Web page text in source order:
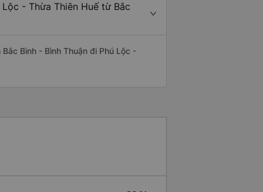
- Thừa Thiên Huế từ Bắc
Bình - Bình Thuận đi Phú Lộc -